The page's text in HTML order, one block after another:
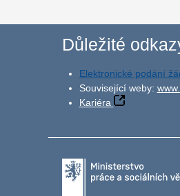
Důležité
Elektronické podání
Související weby:
Kariéra